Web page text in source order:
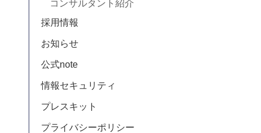
コンサルタント紹介
採用情報
お知らせ
公式note
情報セキュリティ
プレスキット
プライバシーポリシー